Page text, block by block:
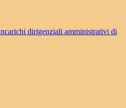
dirigenziali amministrativi di